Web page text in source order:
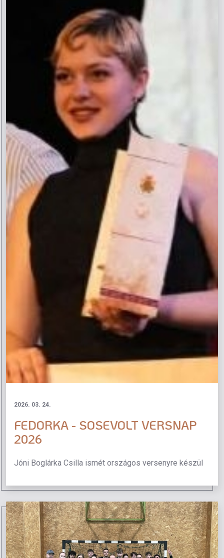
2026. 03. 24.
FEDORKA - SOSEVOLT VERSNAP
2026
Jóni Boglárka Csilla ismét országos versenyre készül